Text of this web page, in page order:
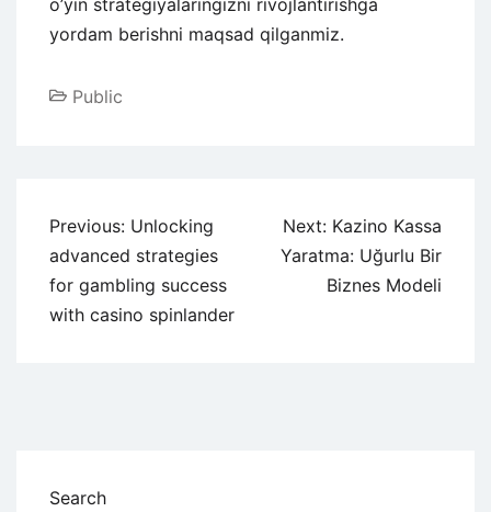
o’yin strategiyalaringizni rivojlantirishga
yordam berishni maqsad qilganmiz.
Public
Previous: Unlocking
advanced strategies
for gambling success
with casino spinlander
Next: Kazino Kassa
Yaratma: Uğurlu Bir
Biznes Modeli
Search